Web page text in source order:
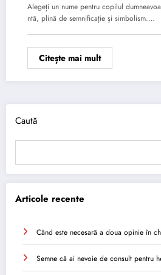
Alegeți un nume pentru copilul
ntă, plină de semnificație și simbolism.…
Citește mai mult
Caută
Articole recente
Când este necesară a doua opinie în
Semne că ai nevoie de consult pentru